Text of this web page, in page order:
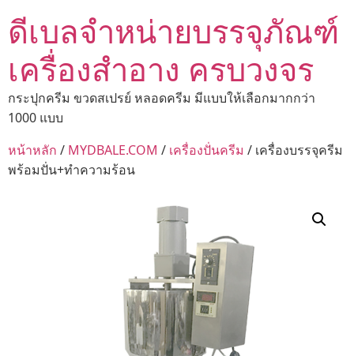
ดีเบลจำหน่ายบรรจุภัณฑ์
เครื่องสำอาง ครบวงจร
กระปุกครีม ขวดสเปรย์ หลอดครีม มีแบบให้เลือกมากกว่า
1000 แบบ
หน้าหลัก / MYDBALE.COM / เครื่องปั่นครีม / เครื่องบรรจุครีม
พร้อมปั่น+ทำความร้อน